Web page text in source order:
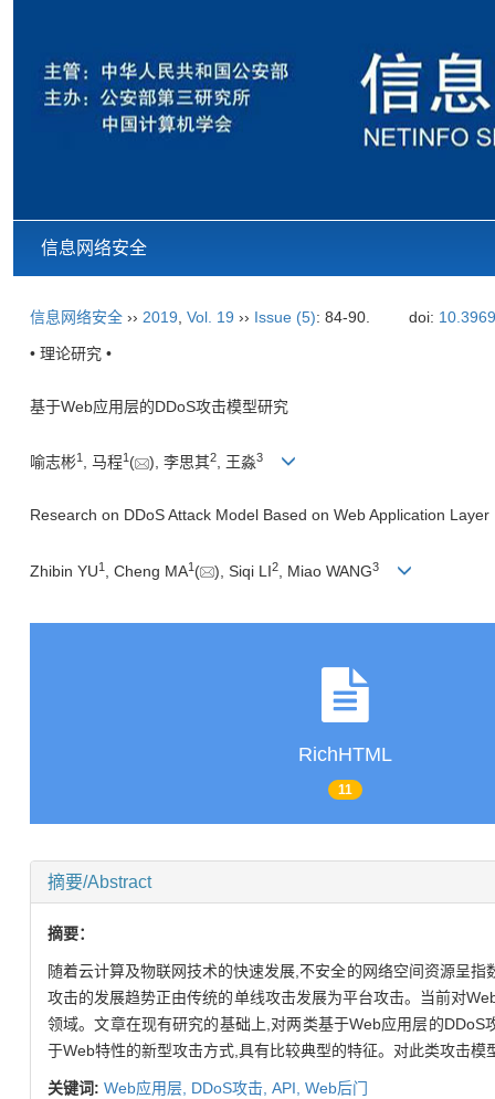
信息网络安全
信息网络安全 ›› 2019 Vol. 19 ›› Issue (5): 84-90. doi:
• 理论研究 •
基于Web应用层的DDoS攻击模型研究
喻志彬1 , 马程1 ( ), 李思其2, 王淼3
Research on DDoS Attack Model Based on Web Application Layer
Zhibin YU1 , Cheng MA1 ( ), Siqi LI2 , Miao WANG3
RichHTML
11
摘要/Abstract
摘要：
随着云计算及物联网技术的快速发展,不安全的网络空间资源呈
攻击的发展趋势正由传统的单线攻击发展为平台攻击。当前对
领域。文章在现有研究的基础上,对两类基于Web应用层的
于Web特性的新型攻击方式,具有比较典型的特征。对此类攻击
关键词: Web应用层, DDoS攻击, API, Web后门